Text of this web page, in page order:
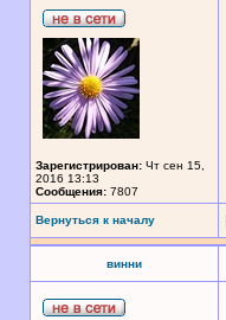
Зарегистрирован: Чт сен 15,
2016 13:13
Сообщения: 7807
Вернуться к началу
винни